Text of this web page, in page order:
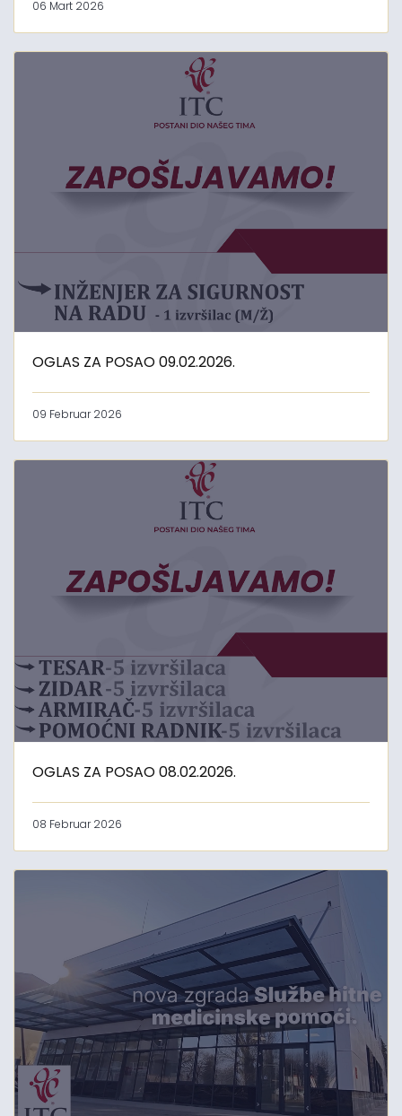
06 Mart 2026
OGLAS ZA POSAO 09.02.2026.
09 Februar 2026
OGLAS ZA POSAO 08.02.2026.
08 Februar 2026